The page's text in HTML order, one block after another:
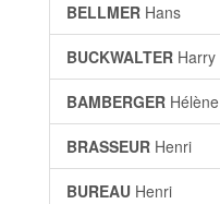
BELLMER Hans
BUCKWALTER Harry
BAMBERGER Hélène
BRASSEUR Henri
BUREAU Henri